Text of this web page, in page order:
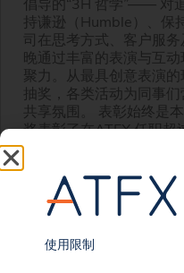
持谦逊（Humble）、保
司在思考方式、客户服
晚通过丰富的表演与互
聚力。从最具创意表演
抽奖，各类活动为同事
共享氛围。 表彰始终是
奖表彰了在ATFX 任职
韧精神；优秀员工奖及最
而ATFX Connect奖项则
这些荣誉共同体现了
人才发展、团队协作与
务实现长期增长。 随着
对ATFX发展历程的回顾
迈向更高目标的共同宣
使用限制